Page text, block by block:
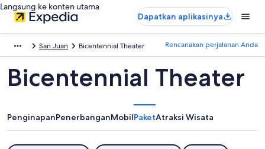
Langsung ke konten utama
Dapatkan aplikasinya
San Juan Bicentennial Theater Rencanakan perjalanan Anda
Bicentennial Theater
PenginapanPenerbanganMobilPaketAtraksi Wisata